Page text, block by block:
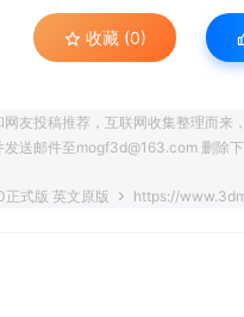
收藏 (0)
友投稿推荐，互联网收集整理而
送邮件至mogf3d@163.com 删除下
式版 英文原版 https://